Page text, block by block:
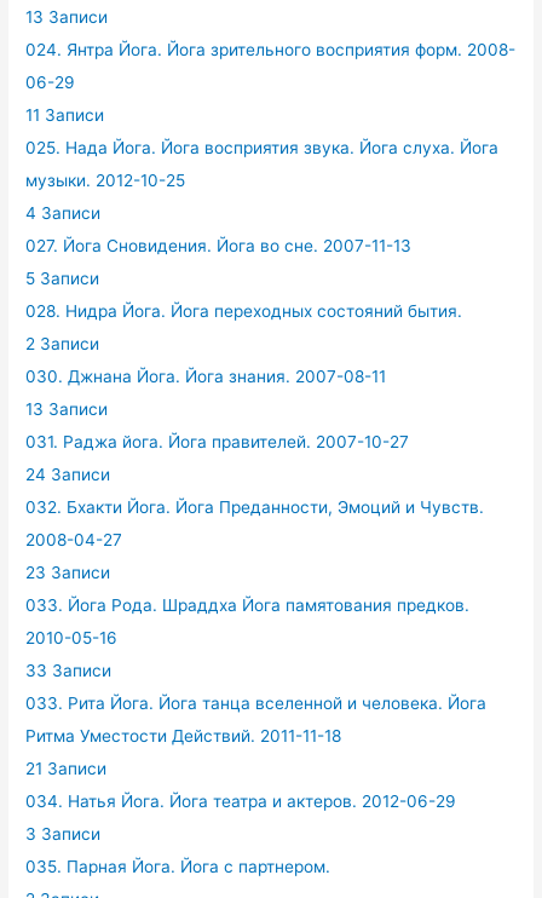
13 Записи
024. Янтра Йога. Йога зрительного восприятия форм. 2008-
06-29
11 Записи
025. Нада Йога. Йога восприятия звука. Йога слуха. Йога
музыки. 2012-10-25
4 Записи
027. Йога Сновидения. Йога во сне. 2007-11-13
5 Записи
028. Нидра Йога. Йога переходных состояний бытия.
2 Записи
030. Джнана Йога. Йога знания. 2007-08-11
13 Записи
031. Раджа йога. Йога правителей. 2007-10-27
24 Записи
032. Бхакти Йога. Йога Преданности, Эмоций и Чувств.
2008-04-27
23 Записи
033. Йога Рода. Шраддха Йога памятования предков.
2010-05-16
33 Записи
033. Рита Йога. Йога танца вселенной и человека. Йога
Ритма Уместости Действий. 2011-11-18
21 Записи
034. Натья Йога. Йога театра и актеров. 2012-06-29
3 Записи
035. Парная Йога. Йога с партнером.